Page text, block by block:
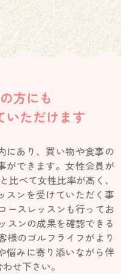
方にも
いただけます
にあり、買い物や食事の
ができます。女性会員が
比べて女性比率が高く、
スンを受けていただく事
ースレッスンも行ってお
スンの成果を確認できる
様のゴルフライフがより
悩みに寄り添いながら伴
せ下さい。